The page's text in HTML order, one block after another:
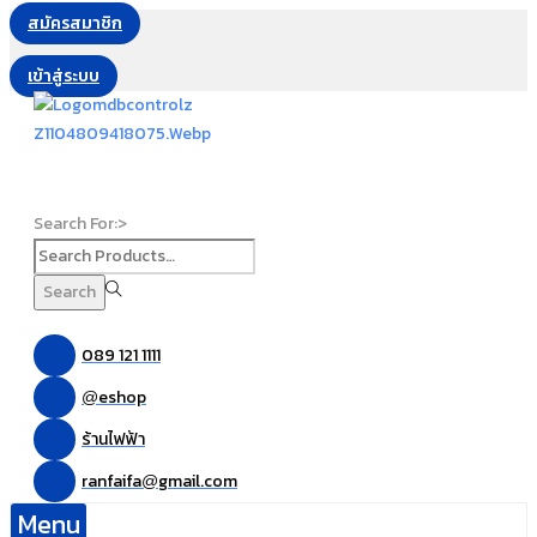
สมัครสมาชิก
เข้าสู่ระบบ
Search For:>
Search
089 121 1111
@eshop
ร้านไฟฟ้า
ranfaifa@gmail.com
Menu